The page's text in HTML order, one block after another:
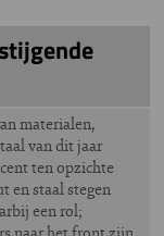
materialen,
van dit jaar
ten opzichte
en staal stegen
een rol;